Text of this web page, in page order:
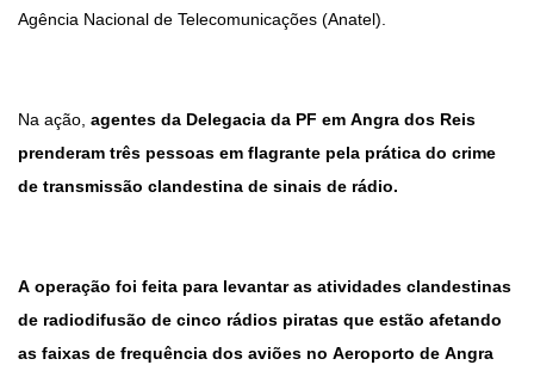
Agência Nacional de Telecomunicações (Anatel).
Na ação, agentes da Delegacia da PF em Angra dos Reis
prenderam três pessoas em flagrante pela prática do crime
de transmissão clandestina de sinais de rádio.
A operação foi feita para levantar as atividades clandestinas
de radiodifusão de cinco rádios piratas que estão afetando
as faixas de frequência dos aviões no Aeroporto de Angra